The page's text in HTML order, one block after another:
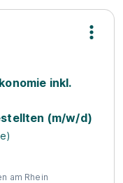
inkl.
(m/w/d)
am Rhein